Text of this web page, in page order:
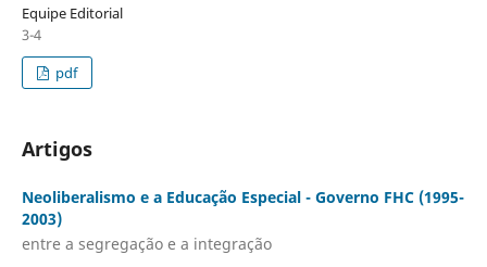
Equipe Editorial
3-4
pdf
Artigos
Neoliberalismo e a Educação Especial - Governo FHC (1995-
2003)
entre a segregação e a integração